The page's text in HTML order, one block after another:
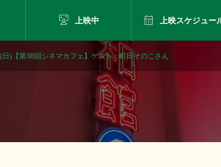
 上映中  上映スケジュー
日)【第38回シネマカフェ】ゲスト：町田そのこさん